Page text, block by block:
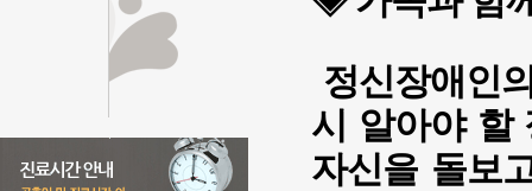
정신장애인
시 알아야 할
자신을 돌보